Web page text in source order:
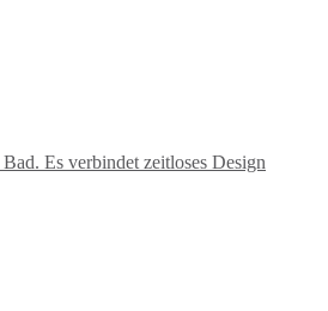
Es verbindet zeitloses Design